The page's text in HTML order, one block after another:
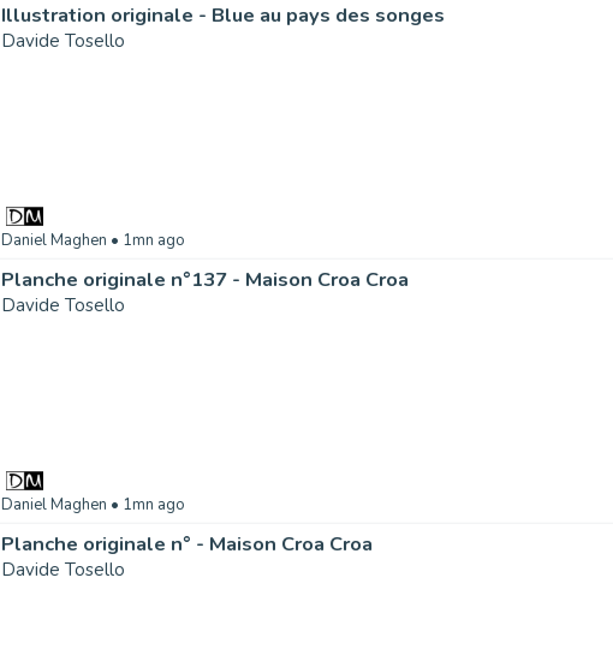
Illustration originale - Blue au pays des songes
Davide Tosello
Daniel Maghen • 1mn ago
Planche originale n°137 - Maison Croa Croa
Davide Tosello
Daniel Maghen • 1mn ago
Planche originale n° - Maison Croa Croa
Davide Tosello